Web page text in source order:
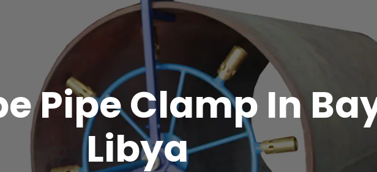
Pipe Clamp In
Libya